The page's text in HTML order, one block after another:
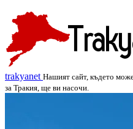
trakyanet Нашият сайт, където
за Тракия, ще ви насочи.